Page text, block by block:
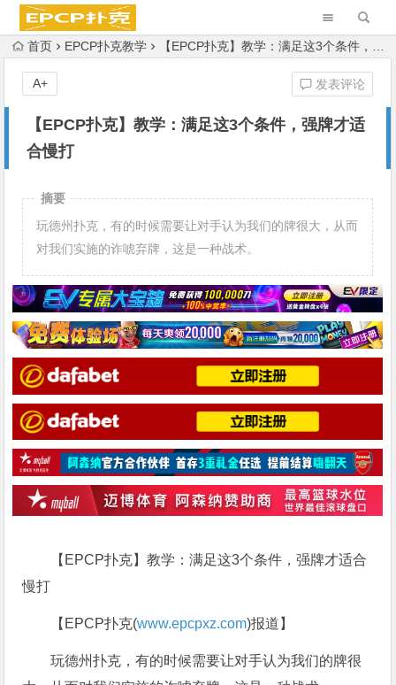
首页 EPCP扑克教学 【EPCP扑克】教学：满足这3个条件，强牌才适合慢打
【EPCP扑克】教学：满足这3个条件，强牌才适
合慢打
发表评论
A+
摘要
玩德州扑克，有的时候需要让对手认为我们的牌很大，从而
对我们实施的诈唬弃牌，这是一种战术。
【EPCP扑克】教学：满足这3个条件，强牌才适合
慢打
【EPCP扑克(www.epcpxz.com)报道】
玩德州扑克，有的时候需要让对手认为我们的牌很